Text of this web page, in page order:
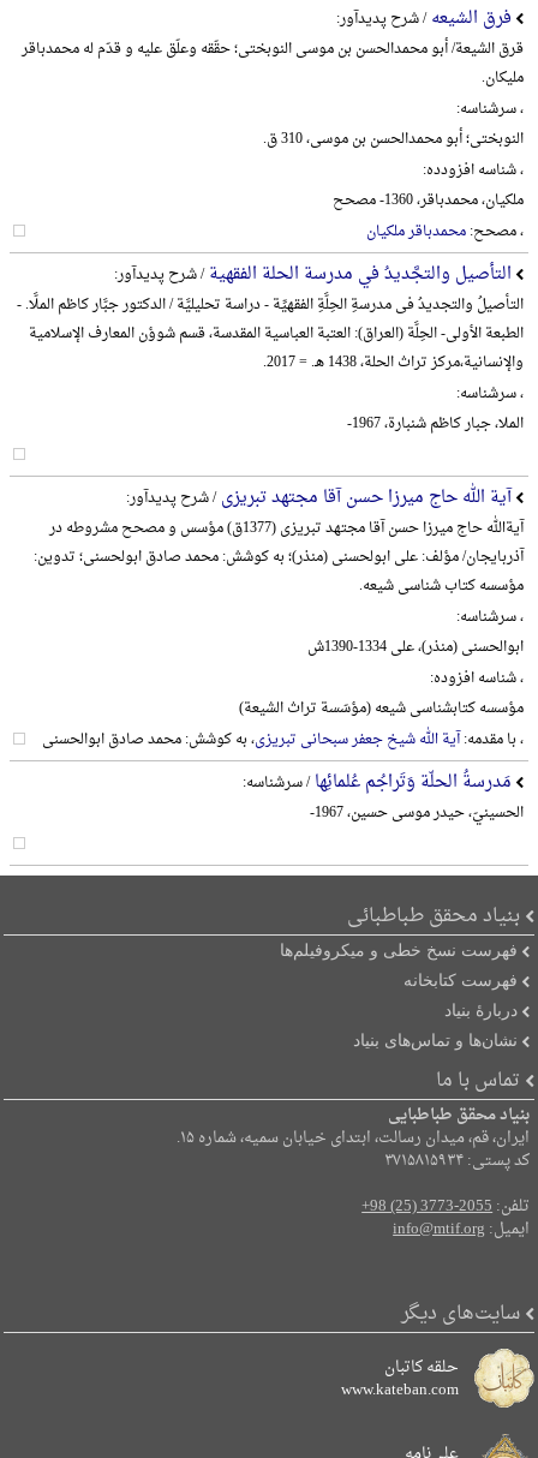
فرق الشیعه/ شرح پدیدآور:
قرق الشیعة/ أبو محمدالحسن بن موسی النوبختی؛ حقّقه وعلّق علیه و قدّم له محمدباقر
ملیکان.
، سرشناسه:
النوبختی؛ أبو محمدالحسن بن موسی، 310 ق.
، شناسه افزودده:
ملکیان، محمدباقر، 1360- مصحح
، مصحح:محمدباقر ملکیان
التأصیل والتجَّدیدُ في مدرسة الحلة الفقهیة/ شرح پدیدآور:
التأصیلُ والتجدیدُ فی مدرسةِ الحِلَّةِ الفقهیِّة - دراسة تحلیلیَّة / الدکتور جبَّار کاظم الملَّا. -
الطبعة الأولی- الحِلَّة (العراق): العتبة العباسیة المقدسة، قسم شوؤن المعارف الإسلامیة
والإنسانیة،‌مرکز تراث الحلة، 1438 هـ. = 2017.
، سرشناسه:
الملا، جبار کاظم شنبارة، 1967-
آیة الله حاج میرزا حسن آقا مجتهد تبریزی/ شرح پدیدآور:
آیةالله حاج میرزا حسن آقا مجتهد تبریزی (1377ق) مؤسس و مصحح مشروطه در
آذربایجان/ مؤلف: علی ابولحسنی (منذر)؛ به کوشش: محمد صادق ابولحسنی؛ تدوین:
مؤسسه کتاب شناسی شیعه.
، سرشناسه:
ابوالحسنی (منذر)، علی 1334-1390ش
، شناسه افزوده:
مؤسسه کتابشناسی شیعه (مؤسّسة تراث الشیعة)
، با مقدمه:آیة الله شیخ جعفر سبحانی تبریزی، به کوشش: محمد صادق ابوالحسنی
مَدرسةُ الحلّة وَتَراجُم عُلمائِها/ سرشناسه:
الحسینيّ، حیدر موسی حسین، 1967-
بنیاد محقق طباطبائی
فهرست نسخ خطی و میکروفیلم‌ها
فهرست کتابخانه
دربارۀ بنیاد
نشان‌ها و تماس‌های بنیاد
تماس با ما
بنیاد محقق طباطبایی
ایران، قم، میدان رسالت، ابتدای خیابان سمیه، شماره ۱۵.
کد پستی: ۳۷۱۵۸۱۵۹۳۴
تلفن:+98 (25) 3773-2055
ایمیل:info@mtif.org
سایت‌های دیگر
حلقه کاتبان
www.kateban.com